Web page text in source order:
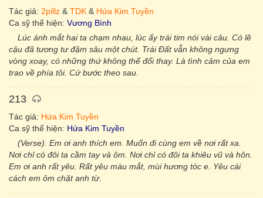
Tác giả: 2pillz & TDK & Hứa Kim Tuyền
Ca sỹ thể hiện: Vương Bình
Lúc ánh mắt hai ta chạm nhau, lúc ấy trái tim nói vài câu. Có lẽ
cậu đã tương tư đậm sâu một chút. Trái Đất vẫn không ngưng
vòng xoay, có những thứ không thể đổi thay. Là tình cảm của em
trao về phía tôi. Cứ bước theo sau.
213
Tác giả: Hứa Kim Tuyền
Ca sỹ thể hiện: Hứa Kim Tuyền
(Verse). Em ơi anh thích em. Muốn đi cùng em về nơi rất xa.
Nơi chỉ có đôi ta cầm tay và ôm. Nơi chỉ có đôi ta khiêu vũ và hôn.
Em ơi anh rất yêu. Rất yêu màu mắt, mùi hương tóc e. Yêu cái
cách em ôm chặt anh từ.